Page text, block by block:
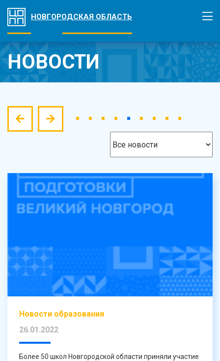
НОВГОРОДСКАЯ ОБЛАСТЬ
НОВОСТИ
Новости образования
26.01.2022
Более 50 школ Новгородской области приняли участие